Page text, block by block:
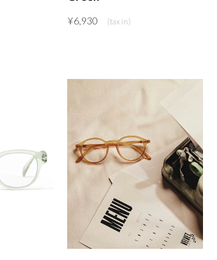
¥6,930